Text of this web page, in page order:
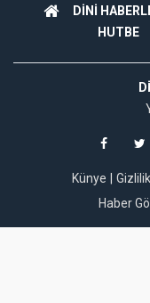
DİNİ
HUTBE
Künye
Haber